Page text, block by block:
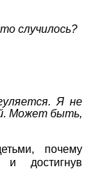
случилось?
Я не
Может быть,
почему
достигнув